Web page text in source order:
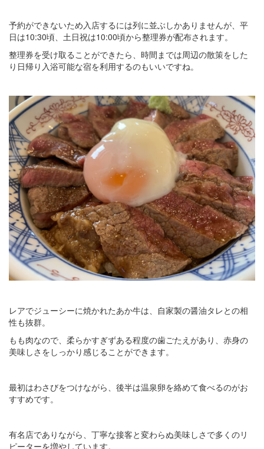
予約ができないため入店するには列に並ぶしかありませんが、平
日は10:30頃、土日祝は10:00頃から整理券が配布されます。
整理券を受け取ることができたら、時間までは周辺の散策をした
り日帰り入浴可能な宿を利用するのもいいですね。
レアでジューシーに焼かれたあか牛は、自家製の醤油タレとの相
性も抜群。
もも肉なので、柔らかすぎずある程度の歯ごたえがあり、赤身の
美味しさをしっかり感じることができます。
最初はわさびをつけながら、後半は温泉卵を絡めて食べるのがお
すすめです。
有名店でありながら、丁寧な接客と変わらぬ美味しさで多くのリ
ピーターを増やしています。